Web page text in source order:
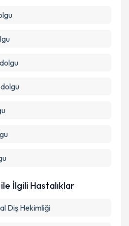
İlgili Hastalıklar
Diş Hekimliği